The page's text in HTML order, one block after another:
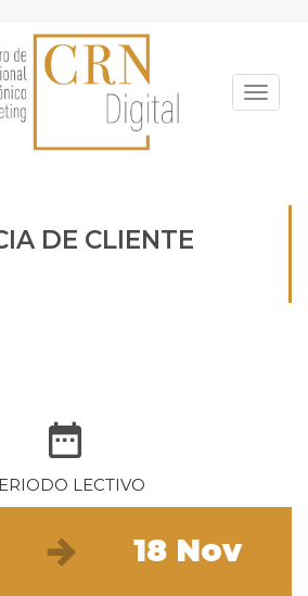
DE CLIENTE
LECTIVO
18 Nov